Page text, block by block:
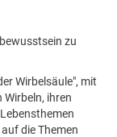
zu
Wirbelsäule", mit
Wirbeln, ihren
die Themen